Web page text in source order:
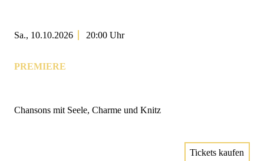
Sa., 10.10.2026 20:00 Uhr
PREMIERE
Chansons mit Seele, Charme und Knitz
Tickets kaufen